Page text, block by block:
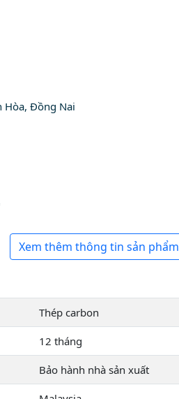
Hòa, Đồng Nai
Xem thêm thông tin sản phẩm
Thép carbon
12 tháng
Bảo hành nhà sản xuất